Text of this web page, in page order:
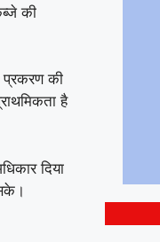
की
प्रकरण की
है
दिया